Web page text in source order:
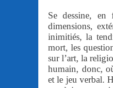
Se dessine,
dimensions,
inimitiés, la
mort, les
sur l’art, la
humain, donc,
et le jeu verbal.